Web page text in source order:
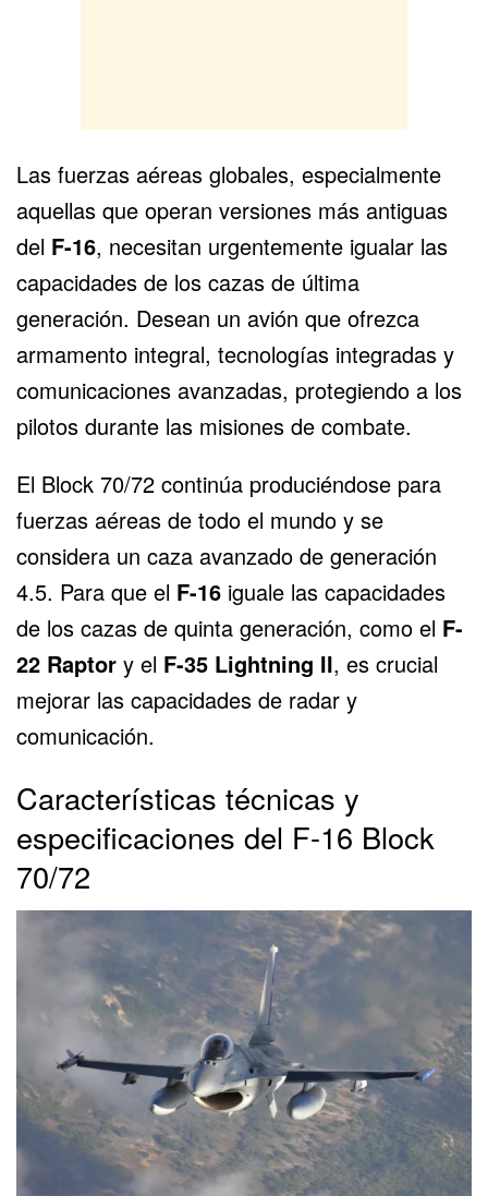
Las fuerzas aéreas globales, especialmente
aquellas que operan versiones más antiguas
del F-16, necesitan urgentemente igualar las
capacidades de los cazas de última
generación. Desean un avión que ofrezca
armamento integral, tecnologías integradas y
comunicaciones avanzadas, protegiendo a los
pilotos durante las misiones de combate.
El Block 70/72 continúa produciéndose para
fuerzas aéreas de todo el mundo y se
considera un caza avanzado de generación
4.5. Para que el F-16 iguale las capacidades
de los cazas de quinta generación, como el F-
22 Raptor y el F-35 Lightning II, es crucial
mejorar las capacidades de radar y
comunicación.
Características técnicas y
especificaciones del F-16 Block
70/72